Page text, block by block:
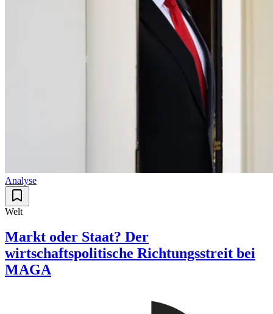
Analyse
Welt
Markt oder Staat? Der
wirtschaftspolitische Richtungsstreit bei
MAGA